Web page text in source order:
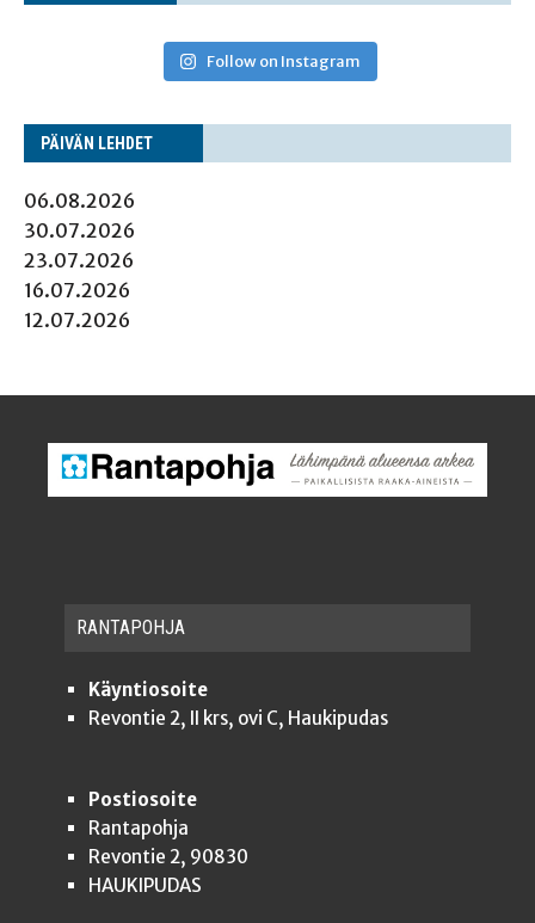
Follow on Instagram
PÄI­VÄN LEHDET
06.08.2026
30.07.2026
23.07.2026
16.07.2026
12.07.2026
RAN­TA­POH­JA
Käyntiosoite
Revontie 2, II krs, ovi C, Haukipudas
Postiosoite
Rantapohja
Revontie 2, 90830
HAUKIPUDAS